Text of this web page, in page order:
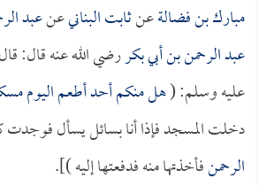
مبارك بن فضالةعنثابت البنانيعنعبد
عبد الرحمن بن أبي بكررضي الله عنه قال:
عليه وسلم: (هل منكم أحد أطعم اليوم
دخلت المسجد فإذا أنا بسائل يسأل
الرحمنفأخذتها منه فدفعتها إليه )].